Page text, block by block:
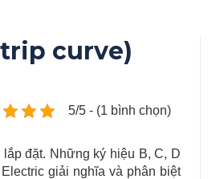
curve)
5/5 - (1 bình chọn)
đặt. Những ký hiệu B, C, D
giải nghĩa và phân biệt